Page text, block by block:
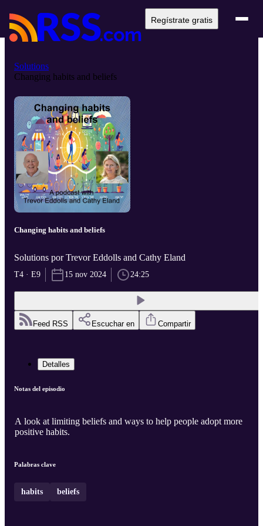
Regístrate gratis
Solutions
Changing habits and beliefs
Changing habits and beliefs
Solutions por Trevor Eddolls and Cathy Eland
T4 · E9 15 nov 2024 24:25
Feed RSS Escuchar en Compartir
Detalles
Notas del episodio
A look at limiting beliefs and ways to help people adopt more
positive habits.
Palabras clave
habits beliefs